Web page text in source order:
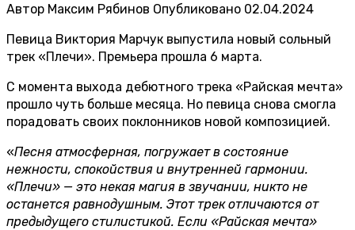
Автор Максим Рябинов Опубликовано 02.04.2024
Певица Виктория Марчук выпустила новый сольный
трек «Плечи». Премьера прошла 6 марта.
С момента выхода дебютного трека «Райская мечта»
прошло чуть больше месяца. Но певица снова смогла
порадовать своих поклонников новой композицией.
«Песня атмосферная, погружает в состояние
нежности, спокойствия и внутренней гармонии.
«Плечи» — это некая магия в звучании, никто не
останется равнодушным. Этот трек отличаются от
предыдущего стилистикой. Если «Райская мечта»